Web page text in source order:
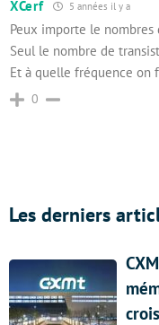
XCerf 5 années il y a
Peux importe le nombres
Seul le nombre de
Et à quelle fréquence on
0
Les derniers